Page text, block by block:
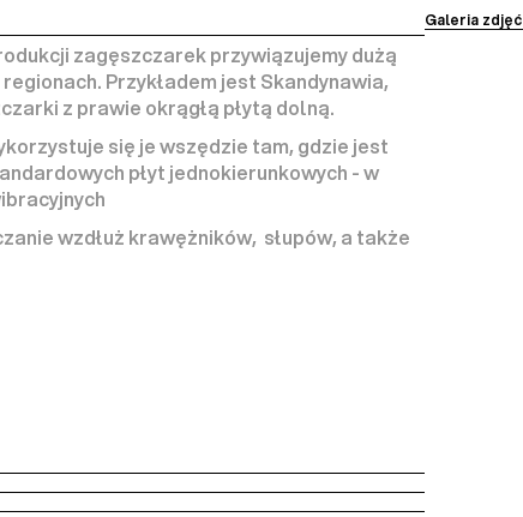
zagęszczarek przywiązujemy dużą
Przykładem jest Skandynawia,
z prawie okrągłą płytą dolną.
się je wszędzie tam, gdzie jest
płyt jednokierunkowych - w
wzdłuż krawężników,  słupów, a także
Galeria zdjęć